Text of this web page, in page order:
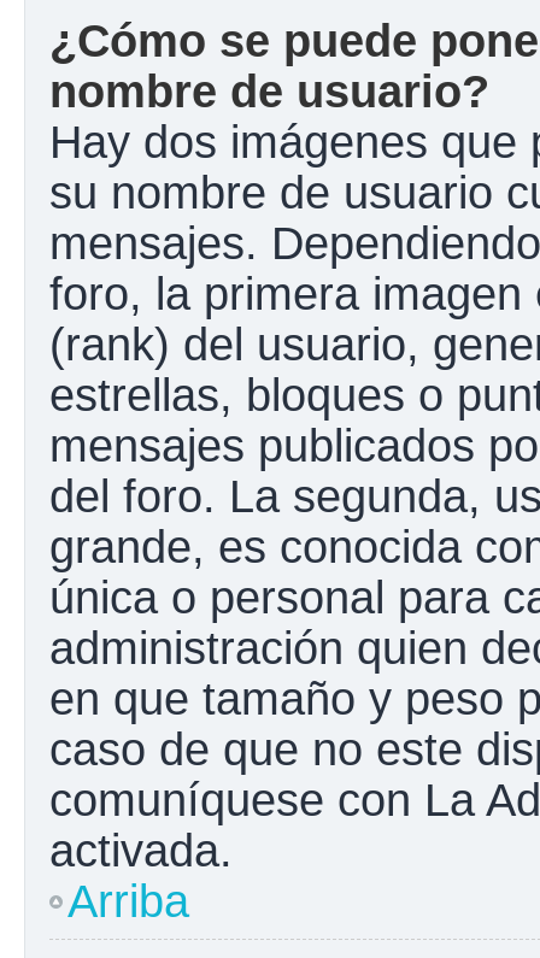
¿Cómo se puede
nombre de usuario?
Hay dos imágenes que
su nombre de usuario
mensajes.
foro, la primera
(rank) del usuario,
estrellas, bloques o
mensajes publicados
del foro. La segunda,
grande, es conocida
única o personal para
administración quien
en que tamaño y peso
caso de que no este
comuníquese con La
activada.
Arriba